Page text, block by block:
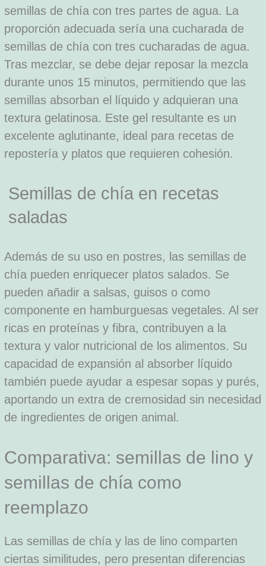
semillas de chía con tres partes de agua. La
proporción adecuada sería una cucharada de
semillas de chía con tres cucharadas de agua.
Tras mezclar, se debe dejar reposar la mezcla
durante unos 15 minutos, permitiendo que las
semillas absorban el líquido y adquieran una
textura gelatinosa. Este gel resultante es un
excelente aglutinante, ideal para recetas de
repostería y platos que requieren cohesión.
Semillas de chía en recetas
saladas
Además de su uso en postres, las semillas de
chía pueden enriquecer platos salados. Se
pueden añadir a salsas, guisos o como
componente en hamburguesas vegetales. Al ser
ricas en proteínas y fibra, contribuyen a la
textura y valor nutricional de los alimentos. Su
capacidad de expansión al absorber líquido
también puede ayudar a espesar sopas y purés,
aportando un extra de cremosidad sin necesidad
de ingredientes de origen animal.
Comparativa: semillas de lino y
semillas de chía como
reemplazo
Las semillas de chía y las de lino comparten
ciertas similitudes, pero presentan diferencias